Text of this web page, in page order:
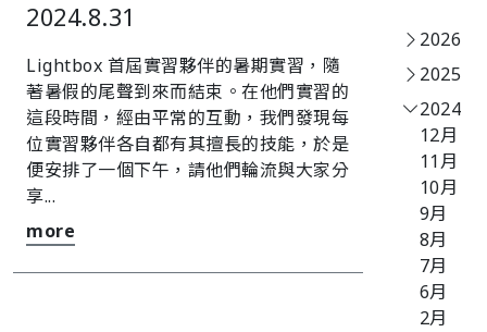
2024.8.31
Lightbox 首屆實習夥伴的暑期實習，隨
著暑假的尾聲到來而結束。在他們實習的
這段時間，經由平常的互動，我們發現每
位實習夥伴各自都有其擅長的技能，於是
便安排了一個下午，請他們輪流與大家分
享...
more
2026
2025
2024
12月
11月
10月
9月
8月
7月
6月
2月